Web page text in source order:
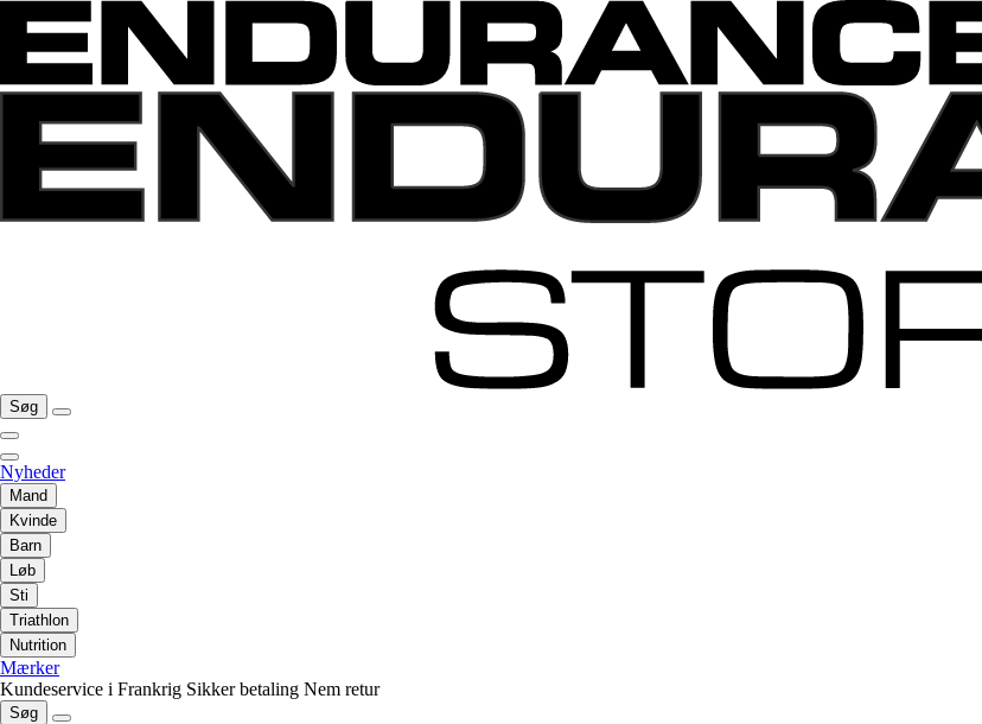
Søg
Nyheder
Mand
Kvinde
Barn
Løb
Sti
Triathlon
Nutrition
Mærker
Kundeservice i Frankrig Sikker betaling Nem retur
Søg